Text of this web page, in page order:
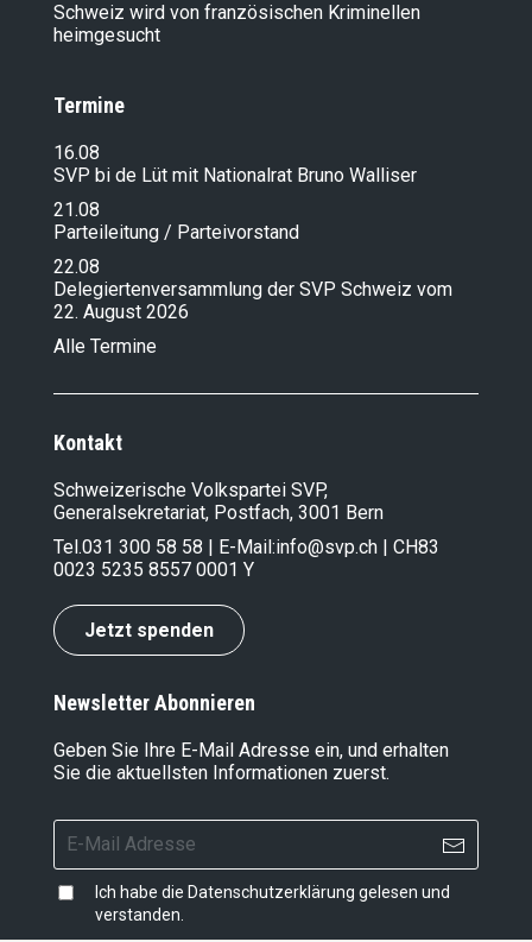
Schweiz wird von französischen Kriminellen
heimgesucht
Termine
16.08
SVP bi de Lüt mit Nationalrat Bruno Walliser
21.08
Parteileitung / Parteivorstand
22.08
Delegiertenversammlung der SVP Schweiz vom
22. August 2026
Alle Termine
Kontakt
Schweizerische Volkspartei SVP,
Generalsekretariat, Postfach, 3001 Bern
Tel.031 300 58 58 | E-Mail:info@svp.ch | CH83
0023 5235 8557 0001 Y
Jetzt spenden
Newsletter Abonnieren
Geben Sie Ihre E-Mail Adresse ein, und erhalten
Sie die aktuellsten Informationen zuerst.
Ich habe die Datenschutzerklärung gelesen und
verstanden.